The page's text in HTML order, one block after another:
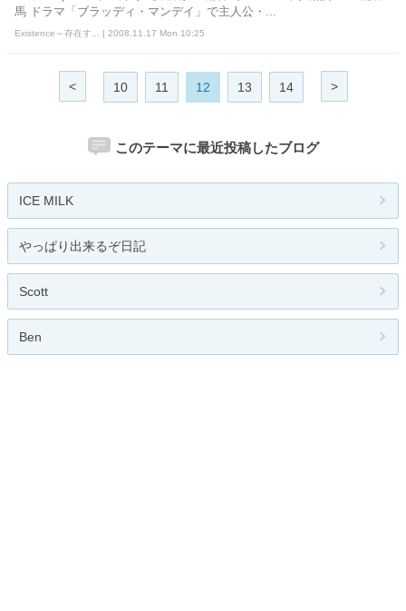
馬 ドラマ「ブラッディ・マンデイ」で主人公・...
Existence～存在す... | 2008.11.17 Mon 10:25
< 10 11 12 13 14 >
このテーマに最近投稿したブログ
ICE MILK
やっぱり出来るぞ日記
Scott
Ben